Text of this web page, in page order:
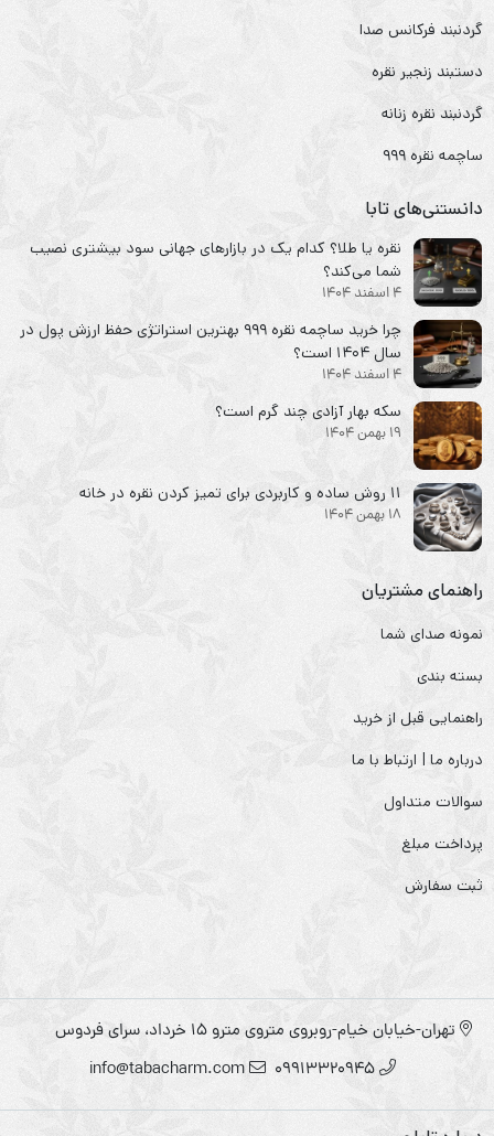
گردنبند فرکانس صدا
دستبند زنجیر نقره
گردنبند نقره زنانه
ساچمه نقره ۹۹۹
دانستنی‌های تابا
نقره یا طلا؟ کدام یک در بازارهای جهانی سود بیشتری نصیب
شما می‌کند؟
4 اسفند 1404
چرا خرید ساچمه نقره ۹۹۹ بهترین استراتژی حفظ ارزش پول در
سال ۱۴۰۴ است؟
4 اسفند 1404
سکه‌ بهار آزادی چند گرم است؟
19 بهمن 1404
۱۱ روش ساده و کاربردی برای تمیز کردن نقره در خانه
18 بهمن 1404
راهنمای مشتریان
نمونه صدای شما
بسته بندی
راهنمایی قبل از خرید
درباره ما | ارتباط با ما
سوالات متداول
پرداخت مبلغ
ثبت سفارش
تهران-خیابان خیام-روبروی متروی مترو ۱۵ خرداد، سرای فردوس
09913320945
info@tabacharm.com